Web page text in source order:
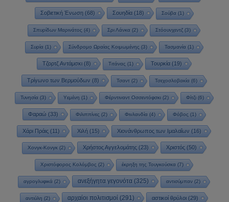
Σοβιετική Ένωση(68) Σουηδία(18) Σούβα(1)
Σπυρίδων Μαρινάτος (4) Σρι Λάνκα (2) Στόουνχεντζ (3)
Συρία(1) Σύνδρομο Ωραίας Κοιμωμένης (3) Τασμανία(1)
Τζορτζ Αντάμσκι(8) Τιτάνας (1) Τουρκία(19)
Τρίγωνο των Βερμούδων (8) Τσαντ(2) Τσεχοσλοβακία(6)
Τυνησία(3) Υεμένη (1) Φέρντιναντ Οσσεντόφσκι(2) Φίτζι(6)
Φαραώ (33) Φιλιππίνες (2) Φινλανδία(4) Φόβος (1)
Χάρι Πράις (11) Χιλή (15) Χιονάνθρωπος των Ιμαλαΐων (16)
Χονγκ-Κονγκ(2) Χρήστος Αγγελομάτης(23) Χριστός(50)
Χριστόφορος Κολόμβος (2) έκρηξη της Τουγκούσκα (7)
αγρογλυφικά (2) ανεξήγητα γεγονότα (325) αντισύμπαν (2)
αντιύλη (2) αρχαίοι πολιτισμοί (291) αστικοί θρύλοι (29)